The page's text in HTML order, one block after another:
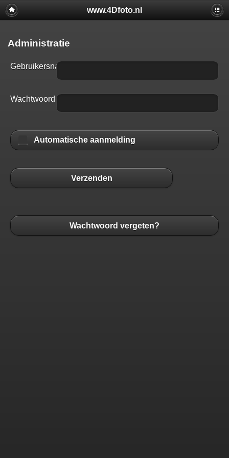
www.4Dfoto.nl
Administratie
Gebruikersnaam
Wachtwoord
Automatische aanmelding
Verzenden
Wachtwoord vergeten?